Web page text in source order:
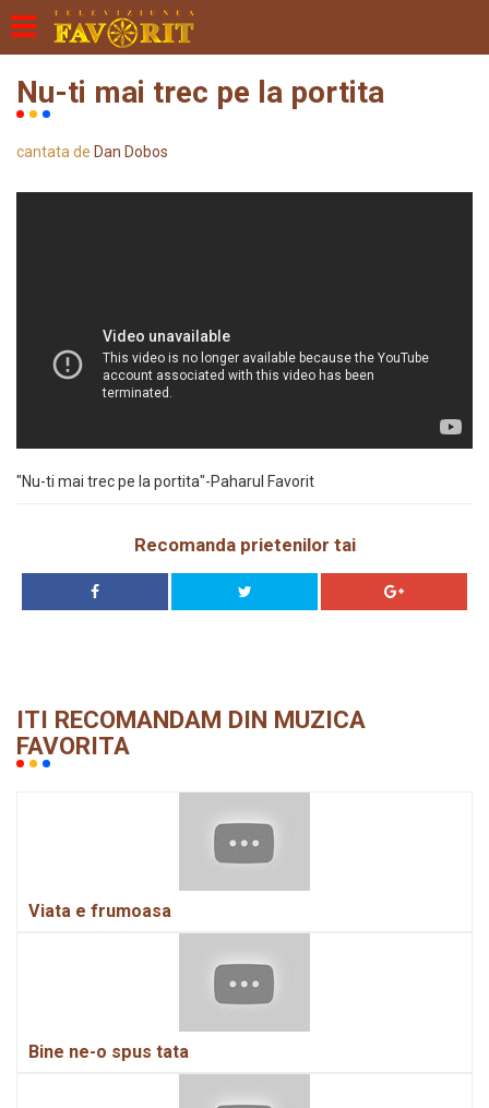
Nu-ti mai trec pe la portita
cantata de Dan Dobos
"Nu-ti mai trec pe la portita"-Paharul Favorit
Recomanda prietenilor tai
ITI RECOMANDAM DIN MUZICA
FAVORITA
Viata e frumoasa
Bine ne-o spus tata